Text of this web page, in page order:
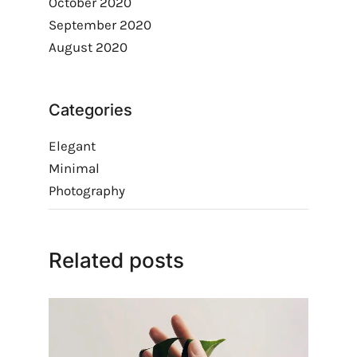
September 2020
August 2020
Categories
Elegant
Minimal
Photography
Related posts